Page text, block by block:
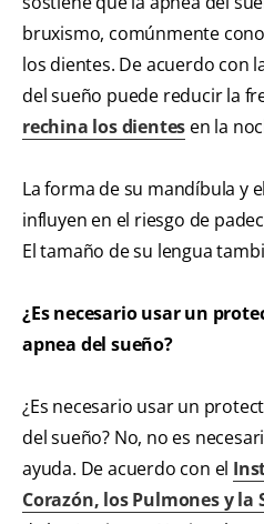
bruxismo, comúnmente
los dientes. De acuerdo con
del sueño puede reducir la
rechina los dientes en la
La forma de su mandíbula y
influyen en el riesgo de
El tamaño de su lengua
¿Es necesario usar un
apnea del sueño?
¿Es necesario usar un
del sueño? No, no es
ayuda. De acuerdo con el
Corazón, los Pulmones y la